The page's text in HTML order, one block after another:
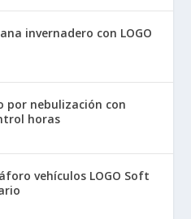
invernadero con LOGO
por nebulización con
horas
vehículos LOGO Soft